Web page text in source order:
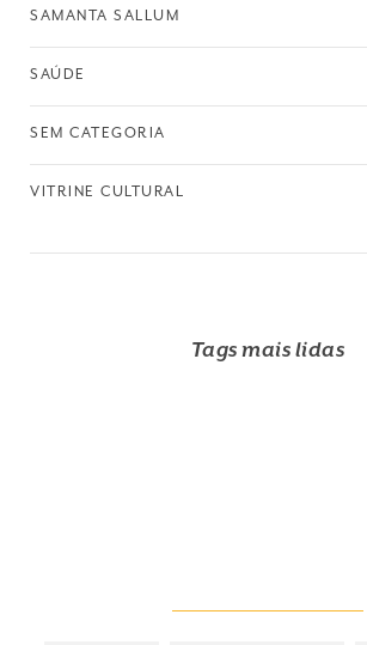
SAMANTA SALLUM
SAÚDE
SEM CATEGORIA
VITRINE CULTURAL
Tags mais lidas